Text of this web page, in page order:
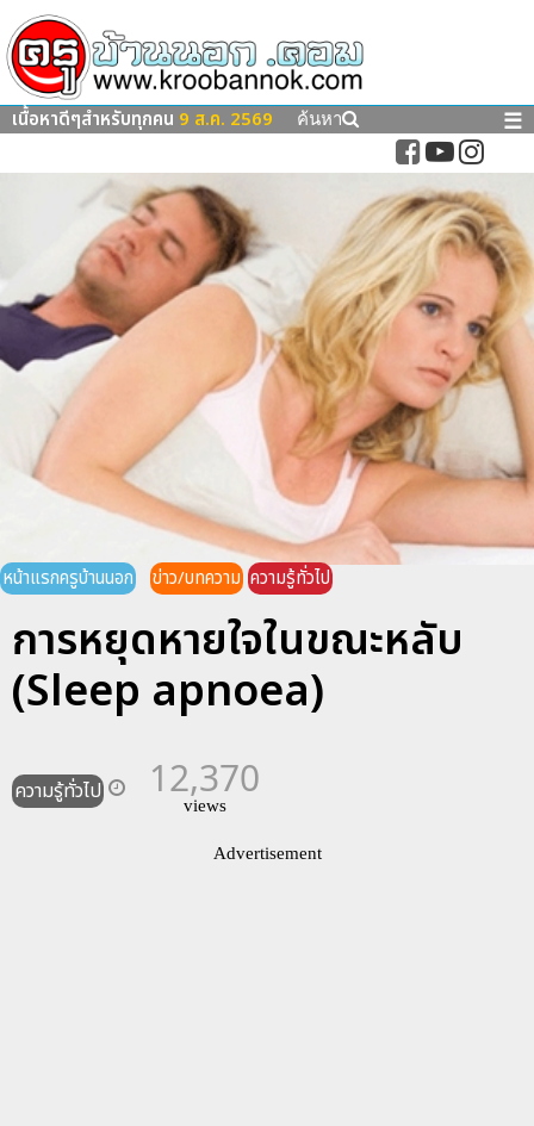
เนื้อหาดีๆสำหรับทุกคน 9 ส.ค. 2569 ค้นหา ☰
หน้าแรกครูบ้านนอก ข่าว/บทความ ความรู้ทั่วไป
การหยุดหายใจในขณะหลับ
(Sleep apnoea)
ความรู้ทั่วไป 12,370
views
Advertisement